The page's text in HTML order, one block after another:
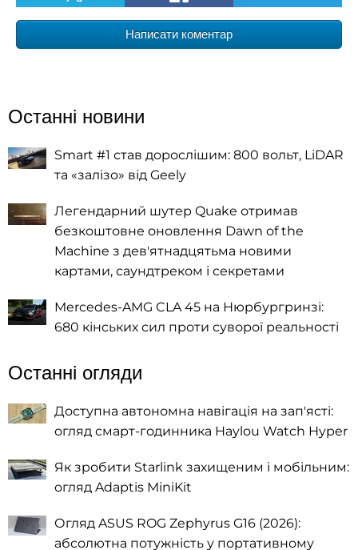
Написати коментар
Останні новини
Smart #1 став дорослішим: 800 вольт, LiDAR
та «залізо» від Geely
Легендарний шутер Quake отримав
безкоштовне оновлення Dawn of the
Machine з дев'ятнадцятьма новими
картами, саундтреком і секретами
Mercedes-AMG CLA 45 на Нюрбургринзі:
680 кінських сил проти суворої реальності
Останні огляди
Доступна автономна навігація на зап'ясті:
огляд смарт-годинника Haylou Watch Hyper
Як зробити Starlink захищеним і мобільним:
огляд Adaptis MiniKit
Огляд ASUS ROG Zephyrus G16 (2026):
абсолютна потужність у портативному